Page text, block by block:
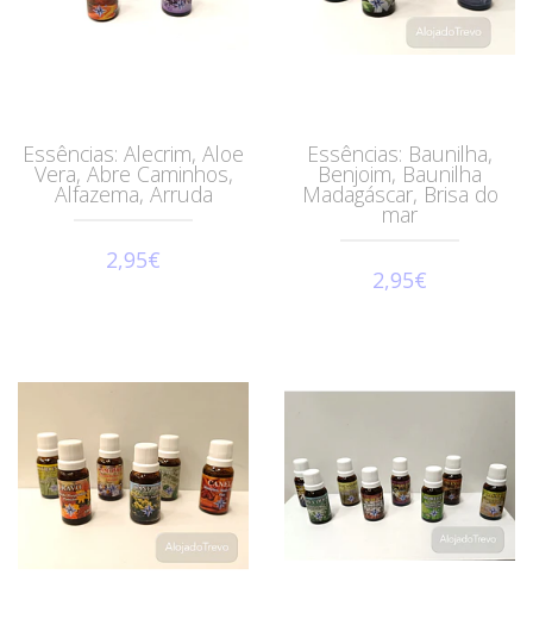
Essências: Alecrim, Aloe
Vera, Abre Caminhos,
Alfazema, Arruda
2,95€
Essências: Baunilha,
Benjoim, Baunilha
Madagáscar, Brisa do
mar
2,95€